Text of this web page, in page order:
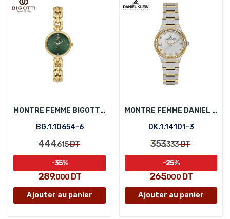
MONTRE FEMME BIGOTTI BG.1.10654-6
BG.1.10654-6
444,615DT
289,000 DT
-35%
Ajouter au panier
MONTRE FEMME DANIEL KLEIN DK.1.14101-3
DK.1.14101-3
353,333DT
265,000DT
-25%
Ajouter au panier